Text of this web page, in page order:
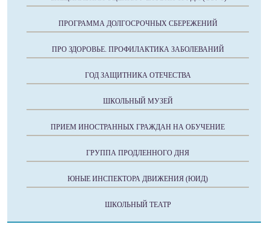
ПРОГРАММА ДОЛГОСРОЧНЫХ СБЕРЕЖЕНИЙ
ПРО ЗДОРОВЬЕ. ПРОФИЛАКТИКА ЗАБОЛЕВАНИЙ
ГОД ЗАЩИТНИКА ОТЕЧЕСТВА
ШКОЛЬНЫЙ МУЗЕЙ
ПРИЕМ ИНОСТРАННЫХ ГРАЖДАН НА ОБУЧЕНИЕ
ГРУППА ПРОДЛЕННОГО ДНЯ
ЮНЫЕ ИНСПЕКТОРА ДВИЖЕНИЯ (ЮИД)
ШКОЛЬНЫЙ ТЕАТР